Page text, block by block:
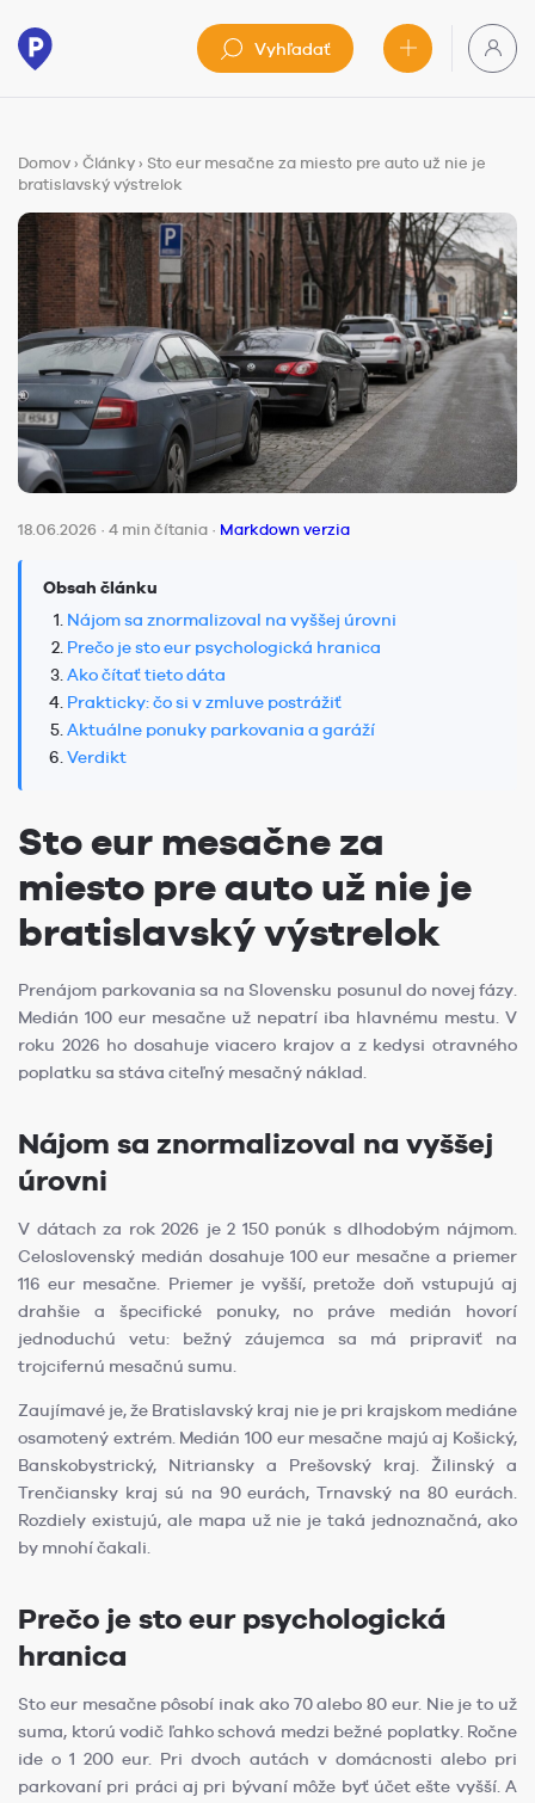
Vyhľadať
Domov › Články › Sto eur mesačne za miesto pre auto už nie je
bratislavský výstrelok
18.06.2026 · 4 min čítania · Markdown verzia
Obsah článku
Nájom sa znormalizoval na vyššej úrovni
Prečo je sto eur psychologická hranica
Ako čítať tieto dáta
Prakticky: čo si v zmluve postrážiť
Aktuálne ponuky parkovania a garáží
Verdikt
Sto eur mesačne za
miesto pre auto už nie je
bratislavský výstrelok
Prenájom parkovania sa na Slovensku posunul do novej fázy.
Medián 100 eur mesačne už nepatrí iba hlavnému mestu. V
roku 2026 ho dosahuje viacero krajov a z kedysi otravného
poplatku sa stáva citeľný mesačný náklad.
Nájom sa znormalizoval na vyššej
úrovni
V dátach za rok 2026 je 2 150 ponúk s dlhodobým nájmom.
Celoslovenský medián dosahuje 100 eur mesačne a priemer
116 eur mesačne. Priemer je vyšší, pretože doň vstupujú aj
drahšie a špecifické ponuky, no práve medián hovorí
jednoduchú vetu: bežný záujemca sa má pripraviť na
trojcifernú mesačnú sumu.
Zaujímavé je, že Bratislavský kraj nie je pri krajskom mediáne
osamotený extrém. Medián 100 eur mesačne majú aj Košický,
Banskobystrický, Nitriansky a Prešovský kraj. Žilinský a
Trenčiansky kraj sú na 90 eurách, Trnavský na 80 eurách.
Rozdiely existujú, ale mapa už nie je taká jednoznačná, ako
by mnohí čakali.
Prečo je sto eur psychologická
hranica
Sto eur mesačne pôsobí inak ako 70 alebo 80 eur. Nie je to už
suma, ktorú vodič ľahko schová medzi bežné poplatky. Ročne
ide o 1 200 eur. Pri dvoch autách v domácnosti alebo pri
parkovaní pri práci aj pri bývaní môže byť účet ešte vyšší. A